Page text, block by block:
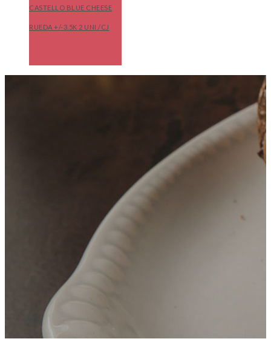
CASTELLO BLUE CHEESE
RUEDA +/-3.5K 2 UNI./CJ